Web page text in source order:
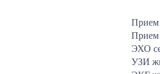
Прием
Прием
ЭХО
УЗИ